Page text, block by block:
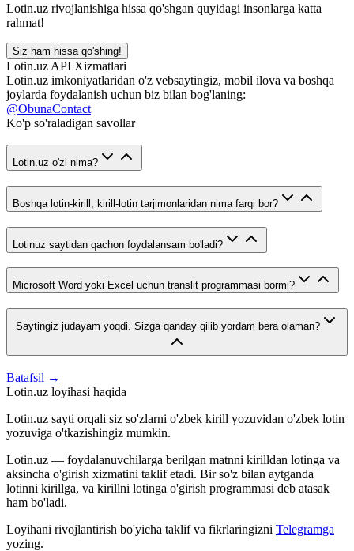
Lotin.uz rivojlanishiga hissa qo'shgan quyidagi insonlarga katta
rahmat!
Siz ham hissa qo'shing!
Lotin.uz API Xizmatlari
Lotin.uz imkoniyatlaridan o'z vebsaytingiz, mobil ilova va boshqa
joylarda foydalanish uchun biz bilan bog'laning:
@ObunaContact
Ko'p so'raladigan savollar
Lotin.uz o'zi nima?
Boshqa lotin-kirill, kirill-lotin tarjimonlaridan nima farqi bor?
Lotinuz saytidan qachon foydalansam bo'ladi?
Microsoft Word yoki Excel uchun translit programmasi bormi?
Saytingiz judayam yoqdi. Sizga qanday qilib yordam bera olaman?
Batafsil →
Lotin.uz loyihasi haqida
Lotin.uz sayti orqali siz so'zlarni o'zbek kirill yozuvidan o'zbek lotin
yozuviga o'tkazishingiz mumkin.
Lotin.uz — foydalanuvchilarga berilgan matnni kirilldan lotinga va
aksincha o'girish xizmatini taklif etadi. Bir so'z bilan aytganda
lotinni kirillga, va kirillni lotinga o'girish programmasi deb atasak
ham bo'ladi.
Loyihani rivojlantirish bo'yicha taklif va fikrlaringizni Telegramga
yozing.